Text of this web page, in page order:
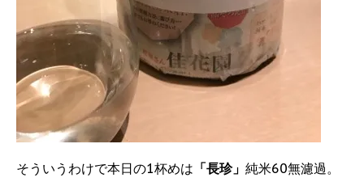
そういうわけで本日の1杯めは 「長珍」 純米60無濾過。